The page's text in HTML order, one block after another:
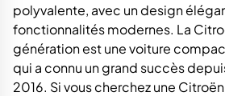
polyvalente, avec un design
fonctionnalités modernes. La
génération est une voiture
qui a connu un grand succès
2016. Si vous cherchez une